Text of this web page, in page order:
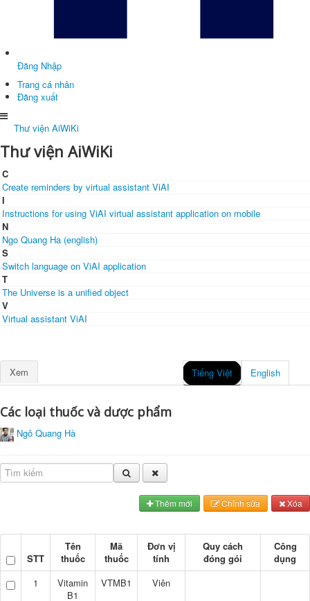
Đăng Nhập
Trang cá nhân
Đăng xuất
Thư viện AiWiKi
Thư viện AiWiKi
C
Create reminders by virtual assistant ViAI
I
Instructions for using ViAI virtual assistant application on mobile
N
Ngo Quang Ha (english)
S
Switch language on ViAI application
T
The Universe is a unified object
V
Virtual assistant ViAI
Xem English
Tiếng Việt
Các loại thuốc và dược phẩm
Ngô Quang Hà
Thêm mới Chỉnh sửa Xóa
STT
Tên
thuốc
Mã
thuốc
Đơn vị
tính
Quy cách
đóng gói
Công
dụng
1
Vitamin
B1
VTMB1 Viên